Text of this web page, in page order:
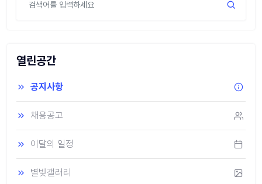
열린공간
공지사항
채용공고
이달의 일정
별빛갤러리